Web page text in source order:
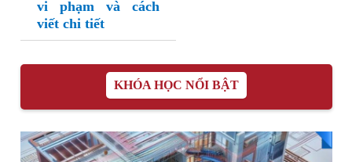
vi phạm và cách
viết chi tiết
KHÓA HỌC NỔI BẬT